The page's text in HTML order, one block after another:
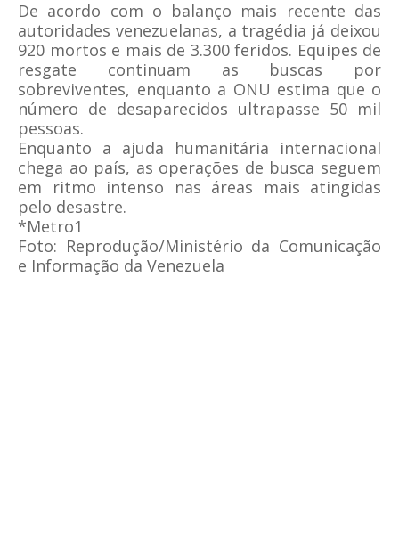
De acordo com o balanço mais recente das
autoridades venezuelanas, a tragédia já deixou
920 mortos e mais de 3.300 feridos. Equipes de
resgate continuam as buscas por
sobreviventes, enquanto a ONU estima que o
número de desaparecidos ultrapasse 50 mil
pessoas.
Enquanto a ajuda humanitária internacional
chega ao país, as operações de busca seguem
em ritmo intenso nas áreas mais atingidas
pelo desastre.
*Metro1
Foto: Reprodução/Ministério da Comunicação
e Informação da Venezuela